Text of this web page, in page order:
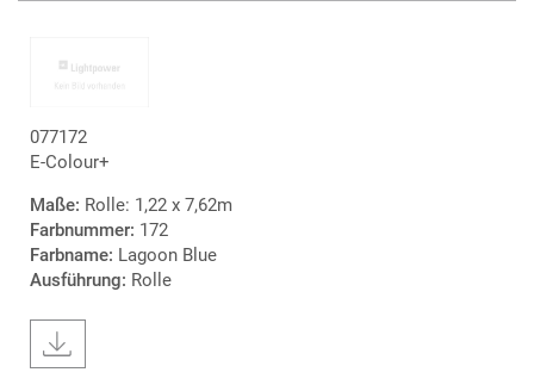
077172
E-Colour+
Maße: Rolle: 1,22 x 7,62m
Farbnummer: 172
Farbname: Lagoon Blue
Ausführung: Rolle